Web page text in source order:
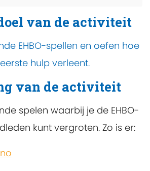
van de activiteit
EHBO-spellen en oefen hoe
hulp verleent.
van de activiteit
spelen waarbij je de EHBO-
kunt vergroten. Zo is er: